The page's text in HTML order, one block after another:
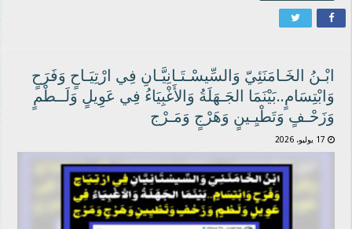
ابْـنُ الخَـامَنَئِيّ وَالسِّيسْـتَـانِيَّـانِ فِي ارْتِيَـاحٍ وَفَرَحٍ
وَابْتِسَامٍ..بَيْنَمَا الجَـهَلَةُ وَالأَغْبِيَاءُ فِي عَوِيلٍ وَلَــطْمٍ
وَزَحْـفٍ وَتَطْيِـينٍ وَهَرْجٍ وَمَـرْج
17 يوليو، 2026